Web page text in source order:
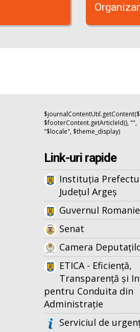
$footerContent.getArticleId(), "",
"$locale", $theme_display)
Link-uri rapide
Instituția
Județul Argeș
Guvernul
Senat
Camera
ETICA - Eficiență,
Transparență și
pentru Conduita din
Administrație
Serviciul de